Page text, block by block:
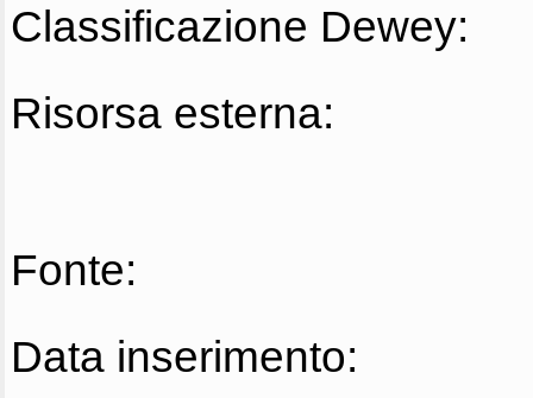
Classificazione Dewey:
Risorsa esterna:
Fonte:
Data inserimento: